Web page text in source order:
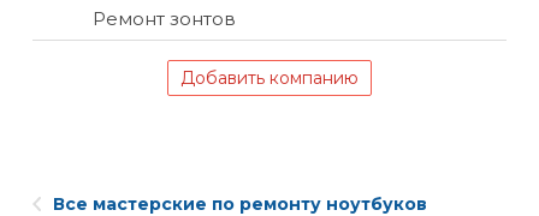
Ремонт зонтов
Добавить компанию
Все мастерские по ремонту ноутбуков